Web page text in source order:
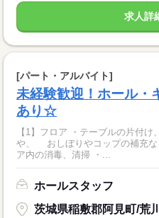
求人詳
[パート・アルバイト]
未経験歓迎！ホール・
あり☆
【1】フロア ・テーブルの片付
や、 おしぼりやコップの補充な
ア内の消毒、清掃 ・...
ホールスタッフ
茨城県稲敷郡阿見町/荒